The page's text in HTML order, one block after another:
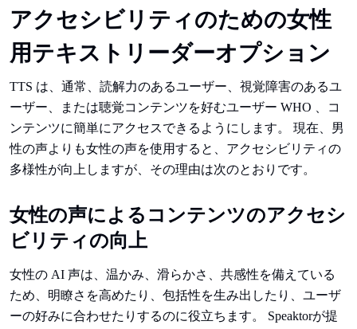
アクセシビリティのための女性
用テキストリーダーオプション
TTS は、通常、読解力のあるユーザー、視覚障害のあるユ
ーザー、または聴覚コンテンツを好むユーザー WHO 、コ
ンテンツに簡単にアクセスできるようにします。 現在、男
性の声よりも女性の声を使用すると、アクセシビリティの
多様性が向上しますが、その理由は次のとおりです。
女性の声によるコンテンツのアクセシ
ビリティの向上
女性の AI 声は、温かみ、滑らかさ、共感性を備えている
ため、明瞭さを高めたり、包括性を生み出したり、ユーザ
ーの好みに合わせたりするのに役立ちます。 Speaktorが提